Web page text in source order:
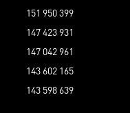
151 950 399
147 423 931
147 042 961
143 602 165
143 598 639